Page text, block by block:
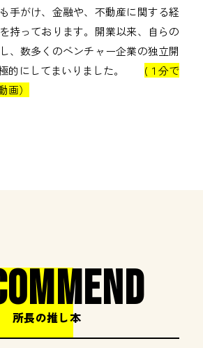
手がけ、金融や、不動産に関する経
持っております。開業以来、自らの
、数多くのベンチャー企業の独立開
的にしてまいりました。 (１分で
画）
所長の推し本